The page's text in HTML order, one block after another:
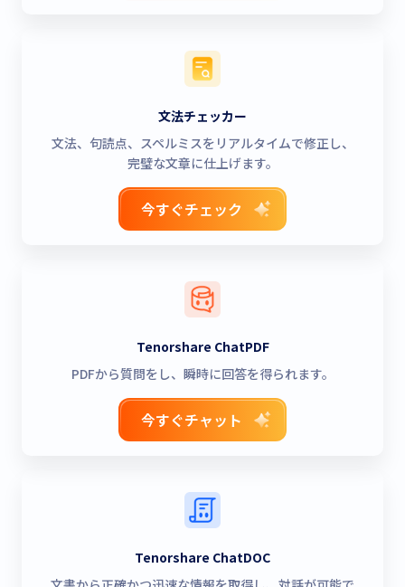
文法チェッカー
文法、句読点、スペルミスをリアルタイムで修正し、
完璧な文章に仕上げます。
今すぐチェック
Tenorshare ChatPDF
PDFから質問をし、瞬時に回答を得られます。
今すぐチャット
Tenorshare ChatDOC